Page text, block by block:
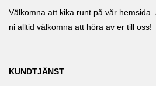
Välkomna att kika runt på vår
ni alltid välkomna att höra av er till oss!
KUNDTJÄNST